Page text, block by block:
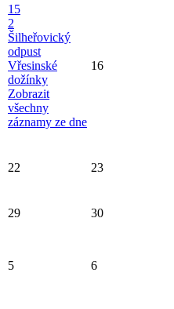
15
2
Šilheřovický
odpust
Vřesinské
dožínky
Zobrazit
všechny
záznamy ze dne
16
22 23
29 30
5 6